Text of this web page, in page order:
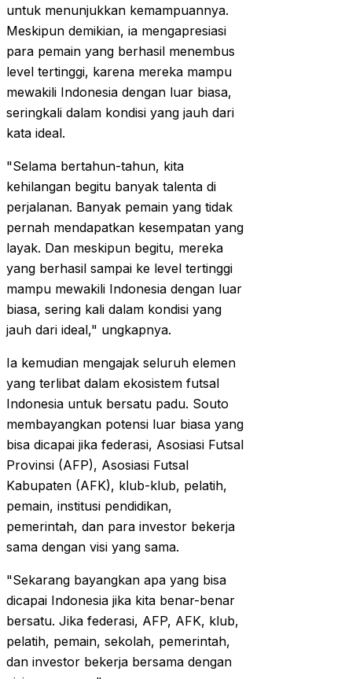
untuk menunjukkan kemampuannya.
Meskipun demikian, ia mengapresiasi
para pemain yang berhasil menembus
level tertinggi, karena mereka mampu
mewakili Indonesia dengan luar biasa,
seringkali dalam kondisi yang jauh dari
kata ideal.
"Selama bertahun-tahun, kita
kehilangan begitu banyak talenta di
perjalanan. Banyak pemain yang tidak
pernah mendapatkan kesempatan yang
layak. Dan meskipun begitu, mereka
yang berhasil sampai ke level tertinggi
mampu mewakili Indonesia dengan luar
biasa, sering kali dalam kondisi yang
jauh dari ideal," ungkapnya.
Ia kemudian mengajak seluruh elemen
yang terlibat dalam ekosistem futsal
Indonesia untuk bersatu padu. Souto
membayangkan potensi luar biasa yang
bisa dicapai jika federasi, Asosiasi Futsal
Provinsi (AFP), Asosiasi Futsal
Kabupaten (AFK), klub-klub, pelatih,
pemain, institusi pendidikan,
pemerintah, dan para investor bekerja
sama dengan visi yang sama.
"Sekarang bayangkan apa yang bisa
dicapai Indonesia jika kita benar-benar
bersatu. Jika federasi, AFP, AFK, klub,
pelatih, pemain, sekolah, pemerintah,
dan investor bekerja bersama dengan